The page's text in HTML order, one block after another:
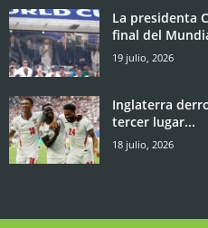
La presidenta
final del
19 julio, 2026
Inglaterra
tercer lugar...
18 julio, 2026